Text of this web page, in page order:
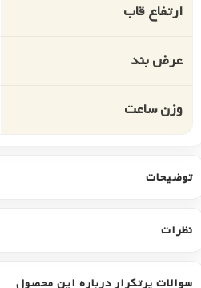
ارتفاع قاب
عرض بند
وزن ساعت
توضیحات
نظرات
سوالات پرتکرار درباره این محصول